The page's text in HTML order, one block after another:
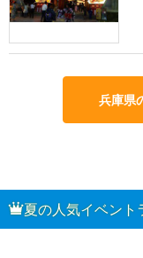
兵庫県
夏の人気イベント